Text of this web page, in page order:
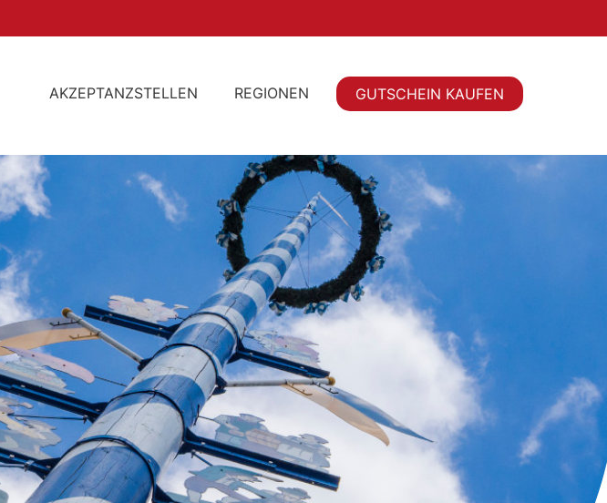
AKZEPTANZSTELLEN REGIONEN GUTSCHEIN KAUFEN